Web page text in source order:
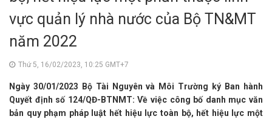
vực quản lý nhà nước của Bộ TN&MT
năm 2022
Thứ 5, 16/02/2023, 10:25 GMT+7
Ngày 30/01/2023 Bộ Tài Nguyên và Môi Trường ký Ban hành
Quyết định số 124/QĐ-BTNMT: Về việc công bố danh mục văn
bản quy phạm pháp luật hết hiệu lực toàn bộ, hết hiệu lực một